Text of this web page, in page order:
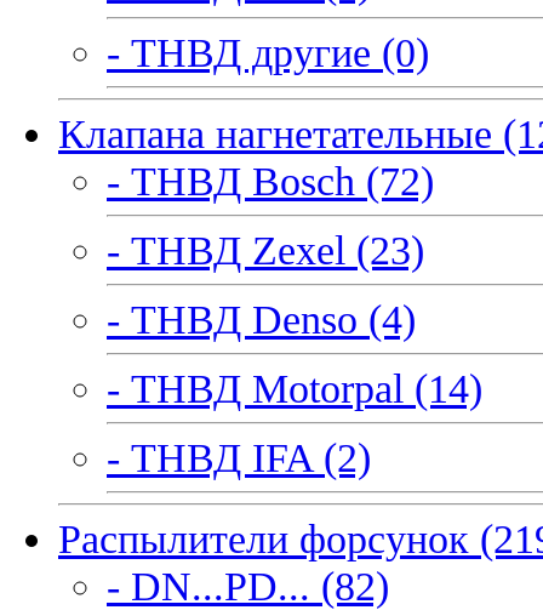
- ТНВД другие (0)
Клапана нагнетательные
- ТНВД Bosch (72)
- ТНВД Zexel (23)
- ТНВД Denso (4)
- ТНВД Motorpal (14)
- ТНВД IFA (2)
Распылители форсунок
- DN...PD... (82)